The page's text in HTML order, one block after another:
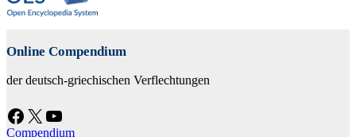
Online Compendium
der deutsch-griechischen Verflechtungen
Facebook X YouTube
Compendium